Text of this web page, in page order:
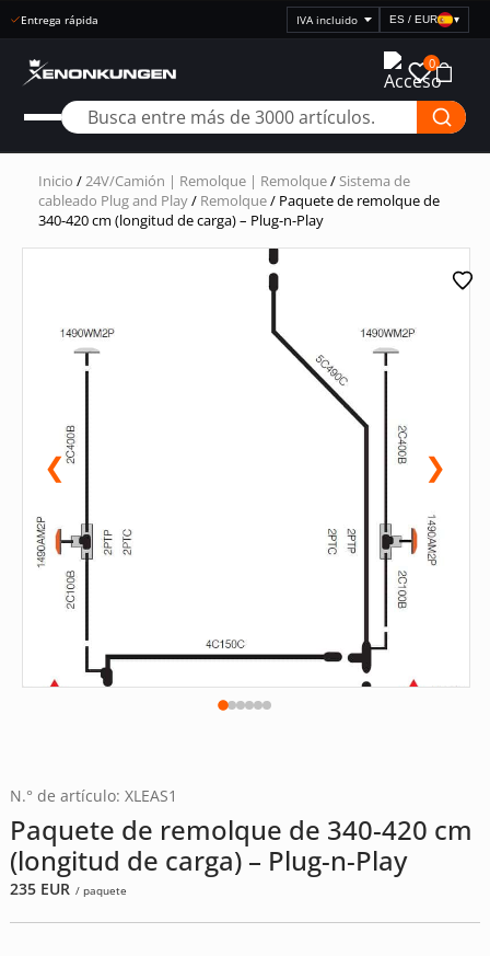
Entrega rápida
Seleccionar
visualización
precios
ES / EUR ▾
0
Inicio /24V/Camión | Remolque | Remolque/Sistema de
cableado Plug and Play/ Remolque/ Paquete de remolque de
340-420 cm (longitud de carga) – Plug-n-Play
❮ ❯
N.° de artículo: XLEAS1
Paquete de remolque de 340-420 cm
(longitud de carga) – Plug-n-Play
235 EUR / paquete